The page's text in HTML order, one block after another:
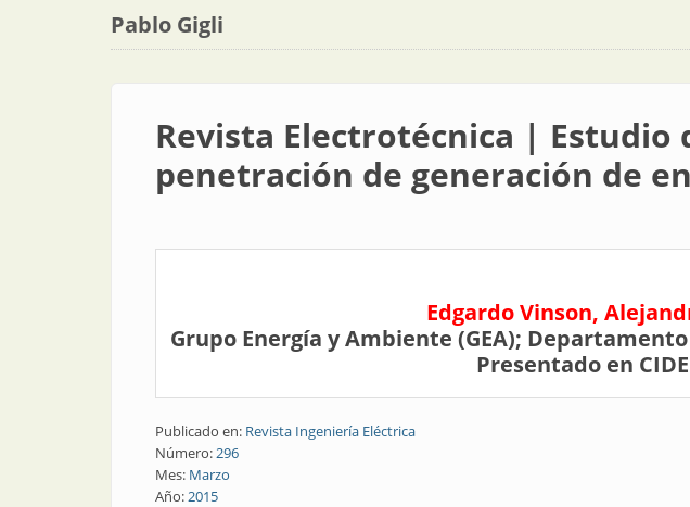
Pablo Gigli
Revista Electrotécnica |
penetración de generación de
Edgardo Vinson,
Grupo Energía y Ambiente (GEA);
Presentado en
Publicado en: Revista Ingeniería Eléctrica
Número:296
Mes: Marzo
Año:2015